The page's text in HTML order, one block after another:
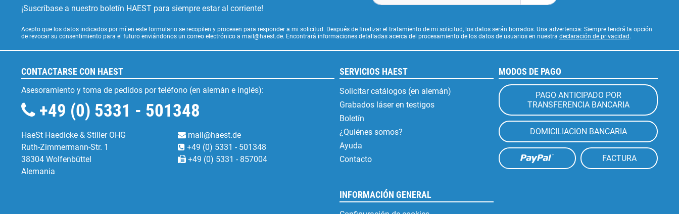
¡Suscríbase a nuestro boletín HAEST para siempre estar al corriente!
Acepto que los datos indicados por mí en este formulario se recopilen y procesen para responder a mi solicitud. Después de finalizar el tratamiento de mi solicitud, los datos serán borrados. Una advertencia: Siempre tendrá la opción
de revocar su consentimiento para el futuro enviándonos un correo electrónico a mail@haest.de. Encontrará informaciones detalladas acerca del procesamiento de los datos de usuarios en nuestra declaración de privacidad .
CONTACTARSE CON HAEST
Asesoramiento y toma de pedidos por teléfono (en alemán e inglés):
+49 (0) 5331 - 501348
HaeSt Haedicke & Stiller OHG
Ruth-Zimmermann-Str. 1
38304 Wolfenbüttel
Alemania
mail@haest.de
+49 (0) 5331 - 501348
+49 (0) 5331 - 857004
SERVICIOS HAEST
Solicitar catálogos (en alemán)
Grabados láser en testigos
Boletín
¿Quiénes somos?
Ayuda
Contacto
INFORMACIÓN GENERAL
MODOS DE PAGO
PAGO ANTICIPADO POR
TRANSFERENCIA BANCARIA
DOMICILIACION BANCARIA
FACTURA